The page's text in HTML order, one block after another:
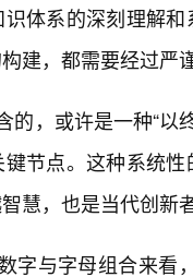
体系的深刻理解
建，都需要经过严
的，或许是一种“
节点。这种系统
慧，也是当代创新
字与字母组合来